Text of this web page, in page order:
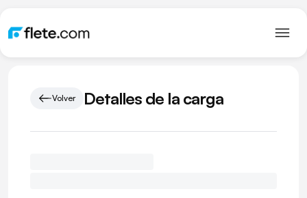
Volver Detalles de la carga